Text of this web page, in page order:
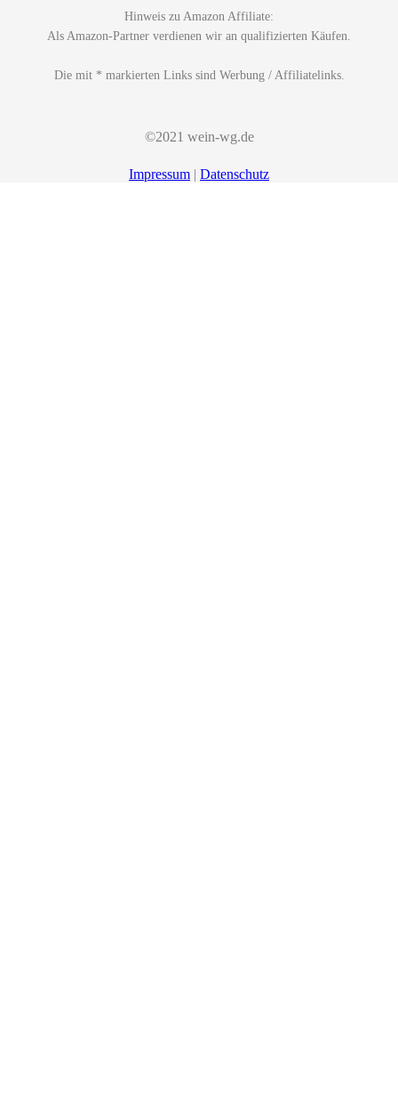
Hinweis zu Amazon Affiliate:
Als Amazon-Partner verdienen wir an qualifizierten Käufen.
Die mit * markierten Links sind Werbung / Affiliatelinks.
©2021 wein-wg.de
Impressum | Datenschutz